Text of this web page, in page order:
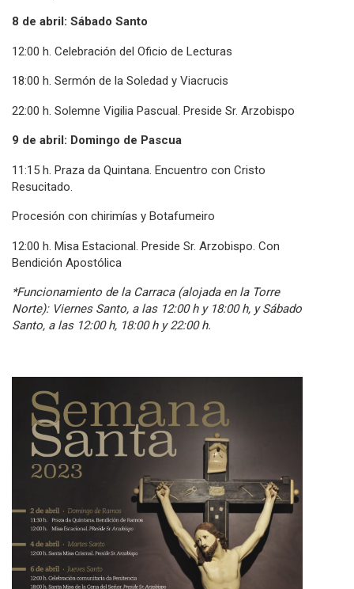
8 de abril: Sábado Santo
12:00 h. Celebración del Oficio de Lecturas
18:00 h. Sermón de la Soledad y Viacrucis
22:00 h. Solemne Vigilia Pascual. Preside Sr. Arzobispo
9 de abril: Domingo de Pascua
11:15 h. Praza da Quintana. Encuentro con Cristo
Resucitado.
Procesión con chirimías y Botafumeiro
12:00 h. Misa Estacional. Preside Sr. Arzobispo. Con
Bendición Apostólica
*Funcionamiento de la Carraca (alojada en la Torre
Norte): Viernes Santo, a las 12:00 h y 18:00 h, y Sábado
Santo, a las 12:00 h, 18:00 h y 22:00 h.